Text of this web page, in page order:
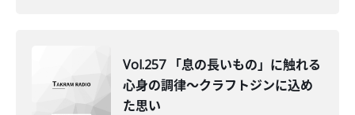
Vol.257 「息の長いもの」に触れる
心身の調律～クラフトジンに込め
た思い